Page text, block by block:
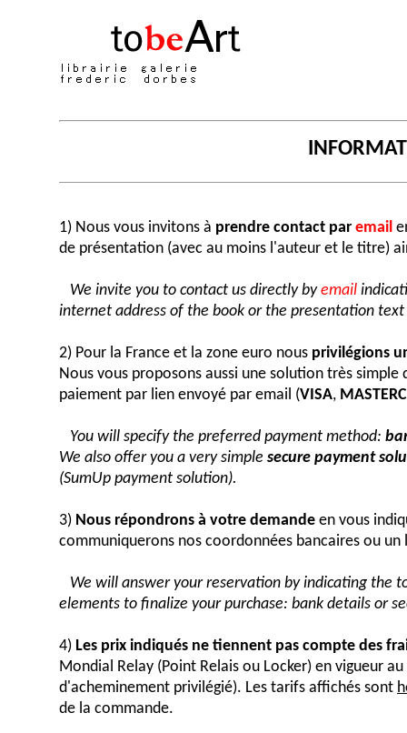
1) Nous vous invitons à prendre contact par email
de présentation (avec au moins l'auteur et le titre)
We invite you to contact us directly byemail
internet address of the book or the presentation
2) Pour la France et la zone euro nous privilégions
Nous vous proposons aussi une solution très simple
paiement par lien envoyé par email (VISA,
You will specify the preferred payment method:
We also offer you a very simple secure payment
(SumUp payment solution).
3) Nous répondrons à votre demande en vous
communiquerons nos coordonnées bancaires ou
We will answer your reservation by indicating the
elements to finalize your purchase: bank details or
4) Les prix indiqués ne tiennent pas compte des
Mondial Relay (Point Relais ou Locker) en vigueur
d'acheminement privilégié). Les tarifs affichés sont
de la commande.